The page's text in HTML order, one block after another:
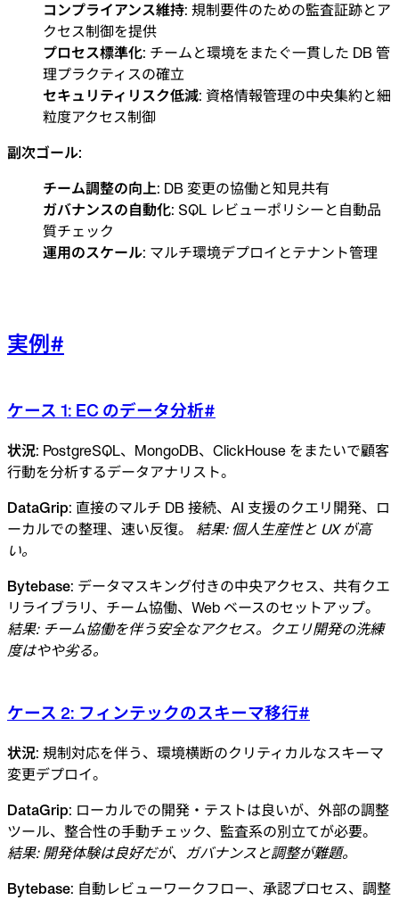
コンプライアンス維持: 規制要件のための監査証跡とア
クセス制御を提供
プロセス標準化: チームと環境をまたぐ一貫した DB 管
理プラクティスの確立
セキュリティリスク低減: 資格情報管理の中央集約と細
粒度アクセス制御
副次ゴール:
チーム調整の向上: DB 変更の協働と知見共有
ガバナンスの自動化: SQL レビューポリシーと自動品
質チェック
運用のスケール: マルチ環境デプロイとテナント管理
実例 #
ケース 1: EC のデータ分析#
状況: PostgreSQL、MongoDB、ClickHouse をまたいで顧客
行動を分析するデータアナリスト。
DataGrip: 直接のマルチ DB 接続、AI 支援のクエリ開発、ロ
ーカルでの整理、速い反復。 結果: 個人生産性と UX が高
い。
Bytebase: データマスキング付きの中央アクセス、共有クエ
リライブラリ、チーム協働、Web ベースのセットアップ。
結果: チーム協働を伴う安全なアクセス。クエリ開発の洗練
度はやや劣る。
ケース 2: フィンテックのスキーマ移行#
状況: 規制対応を伴う、環境横断のクリティカルなスキーマ
変更デプロイ。
DataGrip: ローカルでの開発・テストは良いが、外部の調整
ツール、整合性の手動チェック、監査系の別立てが必要。
結果: 開発体験は良好だが、ガバナンスと調整が難題。
Bytebase: 自動レビューワークフロー、承認プロセス、調整